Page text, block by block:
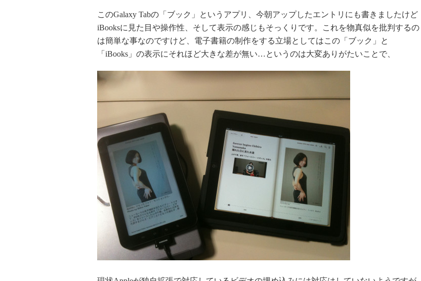
このGalaxy Tabの「ブック」というアプリ、今朝アップしたエントリにも書きましたけど
iBooksに見た目や操作性、そして表示の感じもそっくりです。これを物真似を批判するの
は簡単な事なのですけど、電子書籍の制作をする立場としてはこの「ブック」と
「iBooks」の表示にそれほど大きな差が無い…というのは大変ありがたいことで、